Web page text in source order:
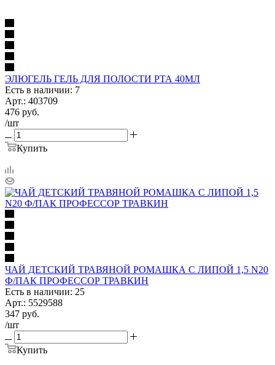
ЭЛЮГЕЛЬ ГЕЛЬ ДЛЯ ПОЛОСТИ РТА 40МЛ
Есть в наличии: 7
Арт.: 403709
476 руб.
/шт
Купить
ЧАЙ ДЕТСКИЙ ТРАВЯНОЙ РОМАШКА С ЛИПОЙ 1,5 N20
Ф/ПАК ПРОФЕССОР ТРАВКИН
Есть в наличии: 25
Арт.: 5529588
347 руб.
/шт
Купить